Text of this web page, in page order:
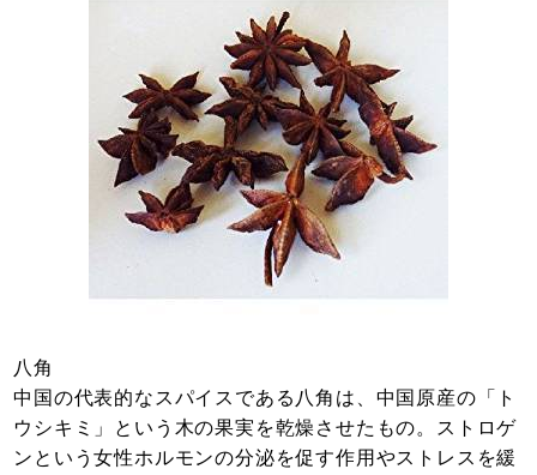
八角
中国の代表的なスパイスである八角は、中国原産の「ト
ウシキミ」という木の果実を乾燥させたもの。ストロゲ
ンという女性ホルモンの分泌を促す作用やストレスを緩